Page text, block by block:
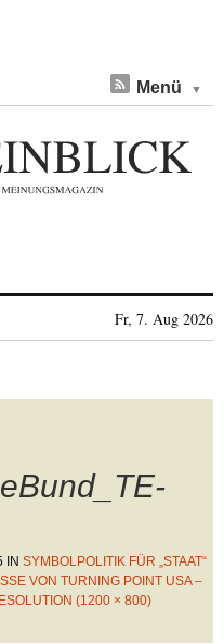
Menü
Fr, 7. Aug 2026
IN SYMBOLPOLITIK FÜR „STAAT“
VON TURNING POINT USA –
(1200 × 800)